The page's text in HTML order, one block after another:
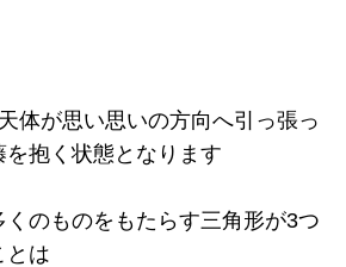
体が思い思いの方向へ引っ張っ
抱く状態となります
のものをもたらす三角形が3つ
とは